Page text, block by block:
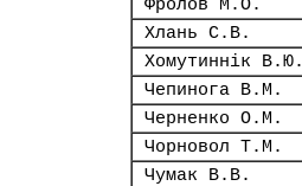
Фролов М.О.
Хлань С.В.
Хомутиннік В.Ю.
Чепинога В.М.
Черненко О.М.
Чорновол Т.М.
Чумак В.В.